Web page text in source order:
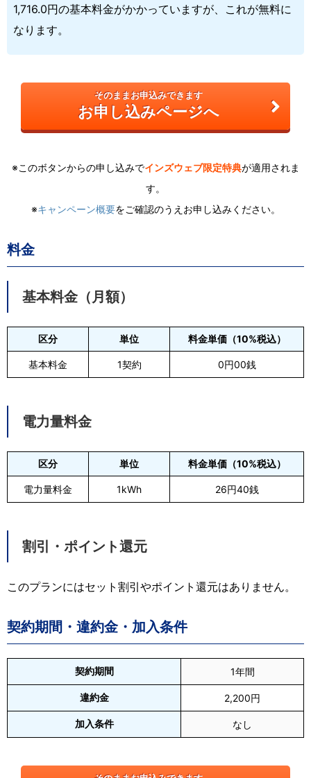
1,716.0円の基本料金がかかっていますが、これが無料に
なります。
そのままお申込みできます
お申し込みページへ
※このボタンからの申し込みでインズウェブ限定特典が適用されま
す。
※キャンペーン概要をご確認のうえお申し込みください。
料金
基本料金（月額）
区分 単位 料金単価（10%税込）
基本料金 1契約 0円00銭
電力量料金
区分 単位 料金単価（10%税込）
電力量料金 1kWh 26円40銭
割引・ポイント還元
このプランにはセット割引やポイント還元はありません。
契約期間・違約金・加入条件
契約期間 1年間
違約金 2,200円
加入条件 なし